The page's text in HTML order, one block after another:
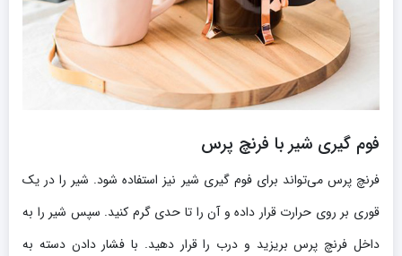
فوم گیری شیر با فرنچ پرس
فرنچ پرس می‌تواند برای فوم گیری شیر نیز استفاده شود. شیر را در یک
قوری بر روی حرارت قرار داده و آن را تا حدی گرم کنید. سپس شیر را به
داخل فرنچ پرس بریزید و درب را قرار دهید. با فشار دادن دسته به